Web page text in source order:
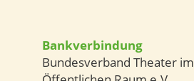
Bankverbindung
Bundesverband Theater im